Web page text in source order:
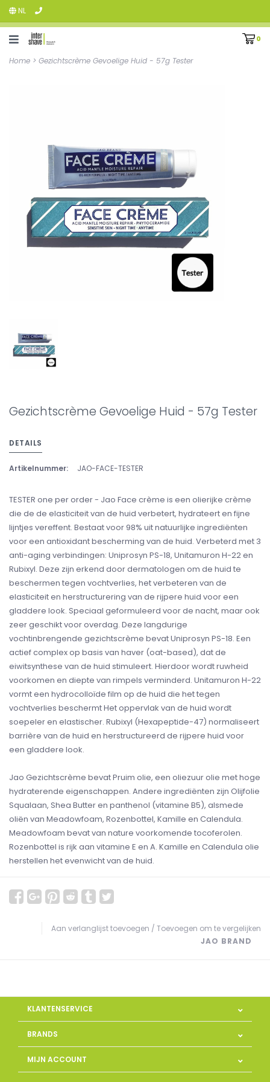
NL
0
Home > Gezichtscrème Gevoelige Huid - 57g Tester
Gezichtscrème Gevoelige Huid - 57g Tester
DETAILS
Artikelnummer: JAO-FACE-TESTER
TESTER one per order - Jao Face crème is een olierijke crème
die de de elasticiteit van de huid verbetert, hydrateert en fijne
lijntjes vereffent. Bestaat voor 98% uit natuurlijke ingrediënten
voor een antioxidant bescherming van de huid. Verbeterd met 3
anti-aging verbindingen: Uniprosyn PS-18, Unitamuron H-22 en
Rubixyl. Deze zijn erkend door dermatologen om de huid te
beschermen tegen vochtverlies, het verbeteren van de
elasticiteit en herstructurering van de rijpere huid voor een
gladdere look. Speciaal geformuleerd voor de nacht, maar ook
zeer geschikt voor overdag. Deze langdurige
vochtinbrengende gezichtscrème bevat Uniprosyn PS-18. Een
actief complex op basis van haver (oat-based), dat de
eiwitsynthese van de huid stimuleert. Hierdoor wordt ruwheid
voorkomen en diepte van rimpels verminderd. Unitamuron H-22
vormt een hydrocolloïde film op de huid die het tegen
vochtverlies beschermt Het oppervlak van de huid wordt
soepeler en elastischer. Rubixyl (Hexapeptide-47) normaliseert
barrière van de huid en herstructureerd de rijpere huid voor
een gladdere look.
Jao Gezichtscrème bevat Pruim olie, een oliezuur olie met hoge
hydraterende eigenschappen. Andere ingrediënten zijn Olijfolie
Squalaan, Shea Butter en panthenol (vitamine B5), alsmede
oliën van Meadowfoam, Rozenbottel, Kamille en Calendula.
Meadowfoam bevat van nature voorkomende tocoferolen.
Rozenbottel is rijk aan vitamine E en A. Kamille en Calendula olie
herstellen het evenwicht van de huid.
Aan verlanglijst toevoegen / Toevoegen om te vergelijken
JAO BRAND
KLANTENSERVICE
BRANDS
MIJN ACCOUNT